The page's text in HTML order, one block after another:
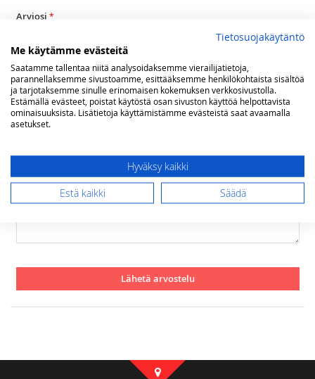
Arviosi
star
stars
stars
stars
stars
Nimimerkki
Yhteenveto
Arvostelu
Lähetä arvostelu
Tietosuojakäytäntö
Me käytämme evästeitä
Saatamme tallentaa niitä analysoidaksemme vierailijatietoja,
parannellaksemme sivustoamme, esittääksemme henkilökohtaista sisältöä
ja tarjotaksemme sinulle erinomaisen kokemuksen verkkosivustolla.
Estämällä evästeet, poistat käytöstä osan sivuston käyttöä helpottavista
ominaisuuksista. Lisätietoja käyttämistämme evästeistä saat avaamalla
asetukset.
Hyväksy kaikki
Estä kaikki Säädä